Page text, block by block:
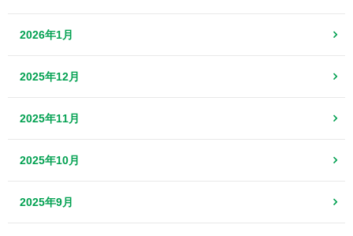
2026年1月
2025年12月
2025年11月
2025年10月
2025年9月